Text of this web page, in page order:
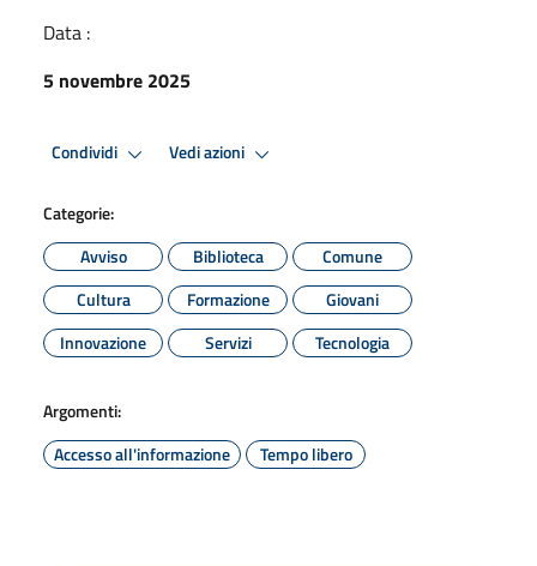
Data :
5 novembre 2025
Condividi Vedi azioni
Categorie:
Avviso
Biblioteca
Comune
Cultura
Formazione
Giovani
Innovazione
Servizi Tecnologia
Argomenti:
Accesso all'informazione
Tempo libero